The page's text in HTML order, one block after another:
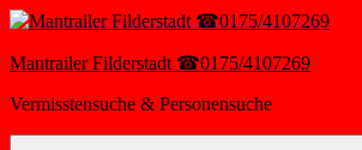
Zum
springen
Mantrailer Filderstadt ☎0175/4107269
Vermisstensuche & Personensuche